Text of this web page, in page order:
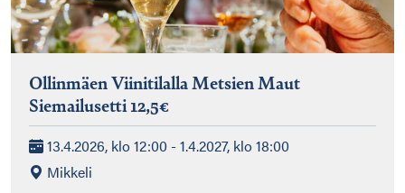
Ollinmäen Viinitilalla Metsien Maut
Siemailusetti 12,5€
13.4.2026, klo 12:00 - 1.4.2027, klo 18:00
Mikkeli